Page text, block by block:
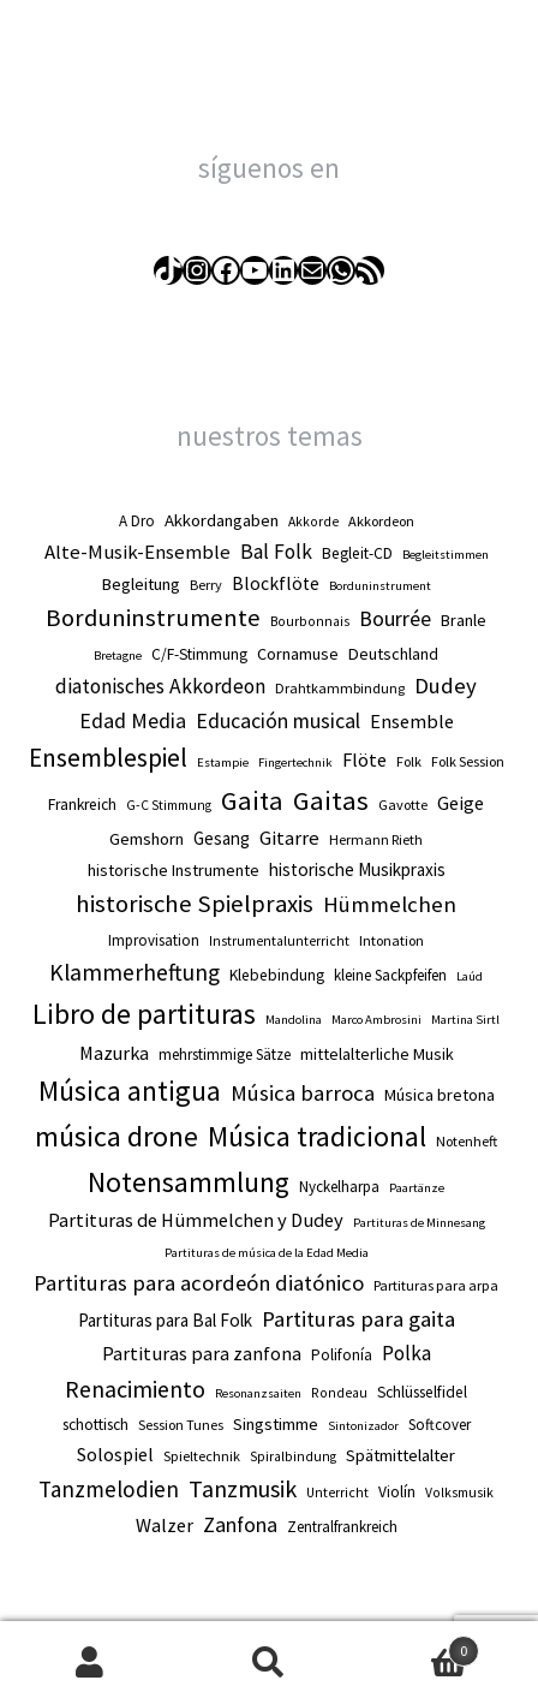
síguenos en
TikTok
Instagram
Facebook
YouTube
LinkedIn
Correo electrónico
WhatsApp
Feed RSS
nuestros temas
A Dro Akkordangaben Akkorde Akkordeon
Alte-Musik-Ensemble Bal Folk Begleit-CD Begleitstimmen
Begleitung Berry Blockflöte Borduninstrument
Borduninstrumente Bourbonnais Bourrée Branle
Bretagne C/F-Stimmung Cornamuse Deutschland
diatonisches Akkordeon Drahtkammbindung
Dudey
Edad Media Educación musical Ensemble
Ensemblespiel Estampie Fingertechnik Flöte Folk Folk Session
Frankreich G-C Stimmung Gaita Gaitas Gavotte Geige
Gemshorn Gesang Gitarre Hermann Rieth
historische Instrumente historische Musikpraxis
historische Spielpraxis Hümmelchen
Improvisation Instrumentalunterricht Intonation
Klammerheftung Klebebindung kleine Sackpfeifen Laúd
Libro de partituras Mandolina Marco Ambrosini Martina Sirtl
Mazurka mehrstimmige Sätze mittelalterliche Musik
Música antigua Música barroca Música bretona
música drone Música tradicional Notenheft
Notensammlung Nyckelharpa Paartänze
Partituras de Hümmelchen y Dudey
Partituras de Minnesang
Partituras de música de la Edad Media
Partituras para acordeón diatónico Partituras para arpa
Partituras para Bal Folk Partituras para gaita
Partituras para zanfona Polifonía Polka
Renacimiento Resonanzsaiten Rondeau
Schlüsselfidel
schottisch Session Tunes Singstimme Sintonizador Softcover
Solospiel Spieltechnik Spiralbindung Spätmittelalter
Tanzmelodien Tanzmusik Unterricht Violín Volksmusik
Walzer Zanfona Zentralfrankreich
Spielleute 0